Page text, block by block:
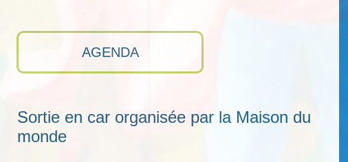
AGENDA
Sortie en car organisée par la Maison du
monde